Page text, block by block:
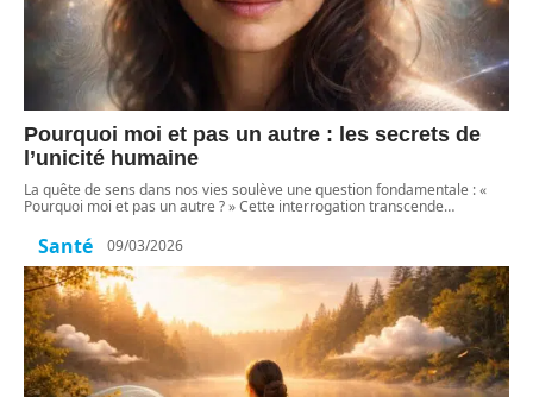
Pourquoi moi et pas un autre : les secrets de
l’unicité humaine
La quête de sens dans nos vies soulève une question fondamentale : «
Pourquoi moi et pas un autre ? » Cette interrogation transcende…
Santé 09/03/2026